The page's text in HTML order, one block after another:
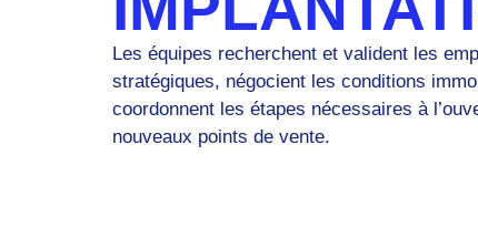
Les équipes recherchent et valident les
stratégiques, négocient les conditions
coordonnent les étapes nécessaires à
nouveaux points de vente.